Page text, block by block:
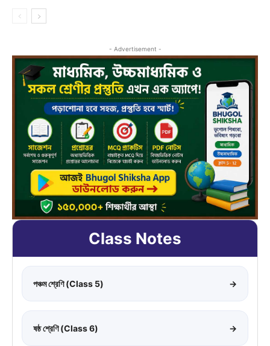
- Advertisement -
Class Notes
পঞ্চম শ্রেণি (Class 5) →
ষষ্ঠ শ্রেণি (Class 6) →